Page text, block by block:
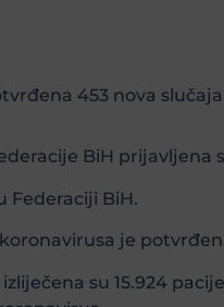
453 nova
BiH
Federaciji BiH.
je potvrđen
su 15.924